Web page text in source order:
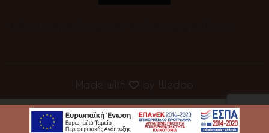
Made with by Wedoo